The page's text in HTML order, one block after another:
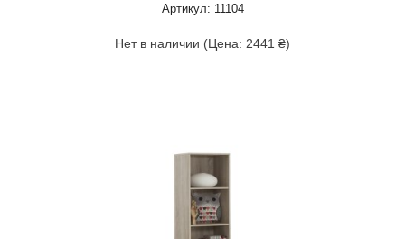
Артикул: 11104
Нет в наличии (Цена: 2441 ₴)